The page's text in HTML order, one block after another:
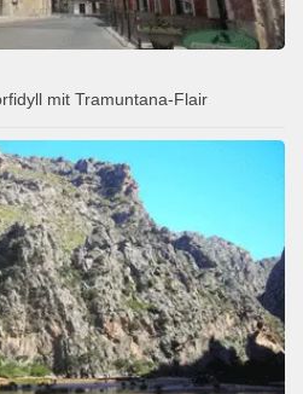
mit Tramuntana-Flair